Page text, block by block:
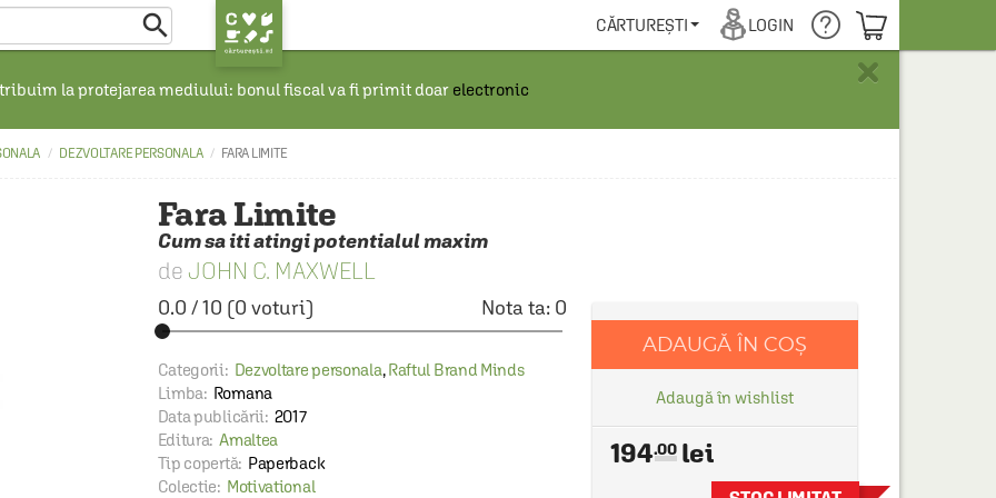
 CĂRTUREȘTI LOGIN COȘUL TĂU
×
la protejarea mediului: bonul fiscal va fi primit doar electronic
DEZVOLTARE PERSONALA FARA LIMITE
Fara Limite
Cum sa iti atingi potentialul maxim
JOHN C. MAXWELL
0.0 /10 (0 voturi) Nota ta: 0
Categorii: Dezvoltare personala,Raftul Brand Minds
Limba: Romana
Data publicării: 2017
Editura: Amaltea
Tip copertă: Paperback
Colectie: Motivational
ADAUGĂ ÎN COȘ
Adaugă în wishlist
194.00